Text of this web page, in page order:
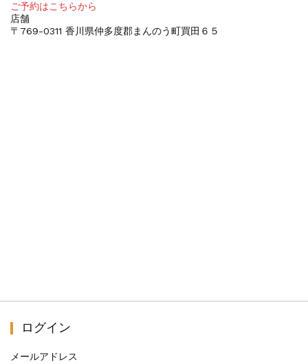
ご予約はこちらから
店舗
〒769-0311 香川県仲多度郡まんのう町買田６５
ログイン
メールアドレス